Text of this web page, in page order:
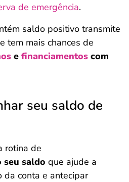
de emergência.
saldo positivo transmite
tem mais chances de
e financiamentos com
seu saldo de
rotina de
seu saldo que ajude a
da conta e antecipar